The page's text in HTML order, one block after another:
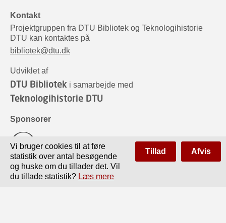
Kontakt
Projektgruppen fra DTU Bibliotek og Teknologihistorie
DTU kan kontaktes på
bibliotek@dtu.dk
Udviklet af
DTU Bibliotek i samarbejde med
Teknologihistorie DTU
Sponsorer
Vi bruger cookies til at føre
statistik over antal besøgende
og huske om du tillader det. Vil
du tillade statistik? Læs mere
Tillad Afvis